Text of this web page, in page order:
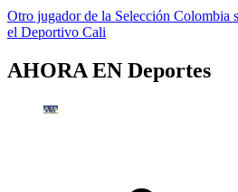
Otro jugador de la Selección Colombia
el Deportivo Cali
AHORA EN Deportes